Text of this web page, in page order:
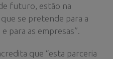
futuro, estão na
se pretende para a
para as empresas”.
que “esta parceria